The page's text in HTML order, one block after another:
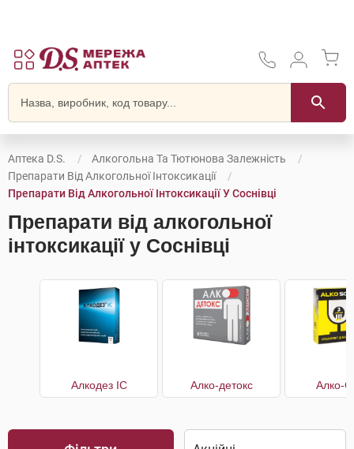
Аптека D.S.
Алкогольна Та Тютюнова Залежність
Препарати Від Алкогольної Інтоксикації
Препарати Від Алкогольної Інтоксикації У Соснівці
Препарати від алкогольної
інтоксикації у Соснівці
Алкодез IC Алко-детокс Алко-